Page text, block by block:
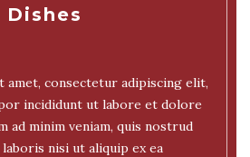
consectetur adipiscing elit,
incididunt ut labore et dolore
ad minim veniam, quis nostrud
nisi ut aliquip ex ea